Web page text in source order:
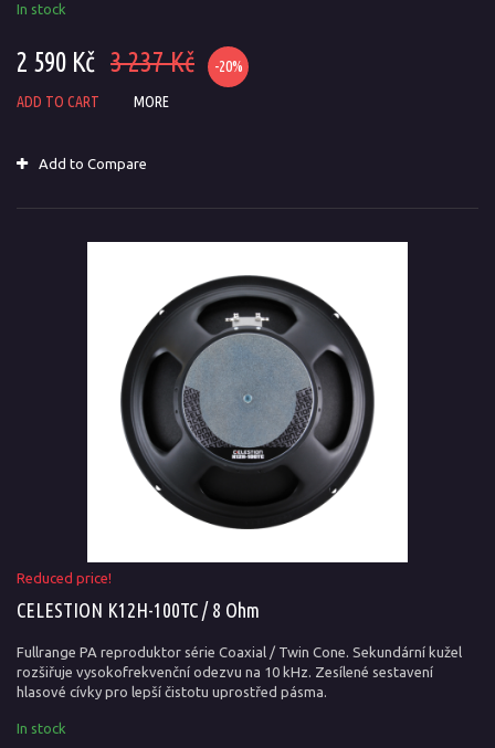
In stock
2 590 Kč 3 237 Kč -20%
ADD TO CART MORE
Add to Compare
Reduced price!
CELESTION K12H-100TC / 8 Ohm
Fullrange PA reproduktor série Coaxial / Twin Cone. Sekundární kužel
rozšiřuje vysokofrekvenční odezvu na 10 kHz. Zesílené sestavení
hlasové cívky pro lepší čistotu uprostřed pásma.
In stock